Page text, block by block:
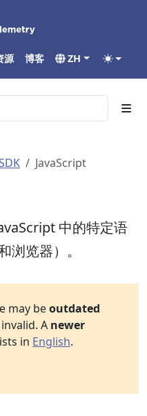
源 博客 ZH
JavaScript
中的特定语
浏览器）。
may beoutdated
A newer
in English.